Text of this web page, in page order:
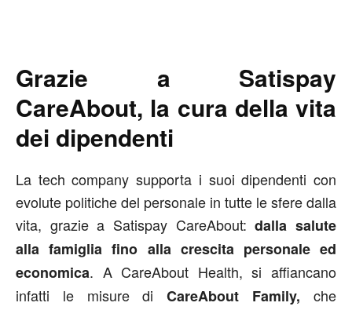
Grazie a Satispay
CareAbout, la cura della vita
dei dipendenti
La tech company supporta i suoi dipendenti con
evolute politiche del personale in tutte le sfere dalla
vita, grazie a Satispay CareAbout:dalla salute
alla famiglia fino alla crescita personale ed
economica. A CareAbout Health, si affiancano
infatti le misure diCareAbout Family,che